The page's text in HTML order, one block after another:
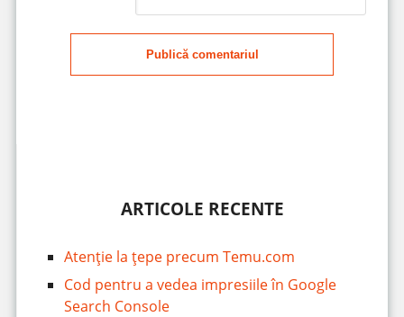
Publică comentariul
ARTICOLE RECENTE
Atenție la țepe precum Temu.com
Cod pentru a vedea impresiile în Google
Search Console